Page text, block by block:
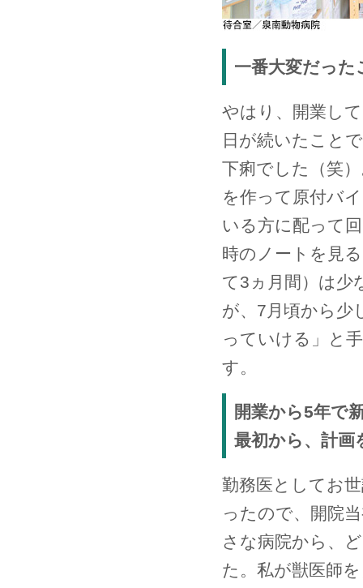
一番大変だった
やはり、開業し
日が続いたこと
下痢でした（笑
を作って原付バ
いる方に配って
時のノートを見
て3ヵ月間）は少
が、7月頃から少
っていける」と
す。
開業から5年で
最初から、計画
勤務医としてお
ったので、開院
さな病院から、
た。私が獣医師